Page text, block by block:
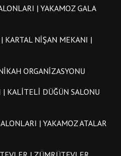
| YAKAMOZ GALA
KARTAL NIŞAN MEKANI |
ORGANIZASYONU
KALITELI DÜĞÜN SALONU
| YAKAMOZ ATALAR